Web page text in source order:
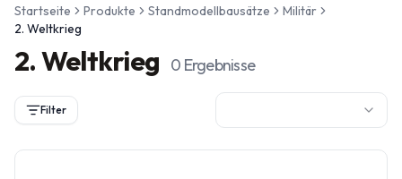
Startseite Produkte Standmodellbausätze
Militär
2. Weltkrieg
2. Weltkrieg 0 Ergebnisse
Filter